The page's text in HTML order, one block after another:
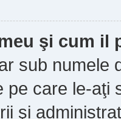
şi cum il
sub numele
pe care le-aţi
şi